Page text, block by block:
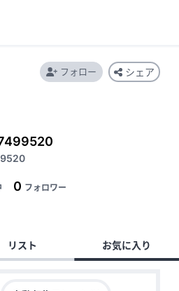
0 フォロワー
フォロー シェア
リスト お気に入り